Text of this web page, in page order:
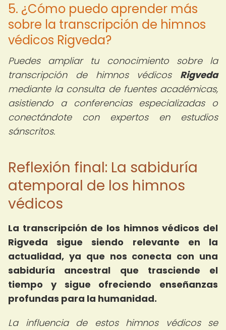
5. ¿Cómo puedo aprender más
sobre la transcripción de himnos
védicos Rigveda?
Puedes ampliar tu conocimiento sobre la
transcripción de himnos védicos Rigveda
mediante la consulta de fuentes académicas,
asistiendo a conferencias especializadas o
conectándote con expertos en estudios
sánscritos.
Reflexión final: La sabiduría
atemporal de los himnos
védicos
La transcripción de los himnos védicos del
Rigveda sigue siendo relevante en la
actualidad, ya que nos conecta con una
sabiduría ancestral que trasciende el
tiempo y sigue ofreciendo enseñanzas
profundas para la humanidad.
La influencia de estos himnos védicos se